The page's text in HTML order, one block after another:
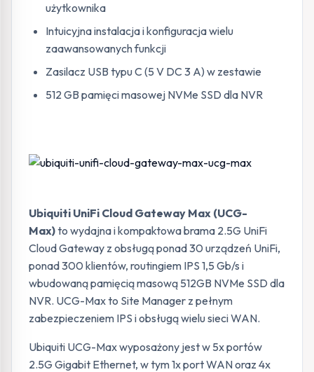
użytkownika
Intuicyjna instalacja i konfiguracja wielu
zaawansowanych funkcji
Zasilacz USB typu C (5 V DC 3 A) w zestawie
512 GB pamięci masowej NVMe SSD dla NVR
Ubiquiti UniFi Cloud Gateway Max (UCG-
Max)to wydajna i kompaktowa brama 2.5G UniFi
Cloud Gateway z obsługą ponad 30 urządzeń UniFi,
ponad 300 klientów, routingiem IPS 1,5 Gb/s i
wbudowaną pamięcią masową 512GB NVMe SSD dla
NVR. UCG-Max to Site Manager z pełnym
zabezpieczeniem IPS i obsługą wielu sieci WAN.
Ubiquiti UCG-Max wyposażony jest w 5x portów
2.5G Gigabit Ethernet, w tym 1x port WAN oraz 4x